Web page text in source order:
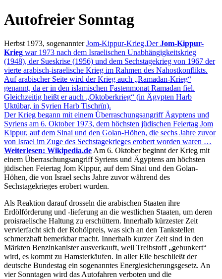
Autofreier Sonntag
Herbst 1973, sogenannterJom-Kippur-Krieg.DerJom-Kippur-
Krieg war 1973 nach dem Israelischen Unabhängigkeitskrieg
(1948), der Sueskrise (1956) und dem Sechstagekrieg von 1967 der
vierte arabisch-israelische Krieg im Rahmen des Nahostkonflikts.
Auf arabischer Seite wird der Krieg auch
Ramadan-Krieg
genannt, da er in den islamischen Fastenmonat Ramadan fiel.
Gleichzeitig heißt er auch
Oktoberkrieg
(in Ägypten Harb
Uktübar, in Syrien Harb Tischrïn).
Der Krieg begann mit einem Überraschungsangriff Ägyptens und
Syriens am 6. Oktober 1973, dem höchsten jüdischen Feiertag Jom
Kippur, auf dem Sinai und den Golan-Höhen, die sechs Jahre zuvor
von Israel im Zuge des Sechstagekrieges erobert worden waren …
Weiterlesen: Wikipedia.de Am 6. Oktober beginnt der Krieg mit
einem Überraschungsangriff Syriens und Ägyptens am höchsten
jüdischen Feiertag Jom Kippur, auf dem Sinai und den Golan-
Höhen, die von Israel sechs Jahre zuvor während des
Sechstagekrieges erobert wurden.
Als Reaktion darauf drosseln die arabischen Staaten ihre
Erdölförderung und -lieferung an die westlichen Staaten, um deren
proisraelische Haltung zu erschüttern. Innerhalb kürzester Zeit
vervierfacht sich der Rohölpreis, was sich an den Tankstellen
schmerzhaft bemerkbar macht. Innerhalb kurzer Zeit sind in den
Märkten Benzinkanister ausverkauft, weil Treibstoff
gebunkert
wird, es kommt zu Hamsterkäufen. In aller Eile beschließt der
deutsche Bundestag ein sogenanntes Energiesicherungsgesetz. An
vier Sonntagen wird das Autofahren verboten und die